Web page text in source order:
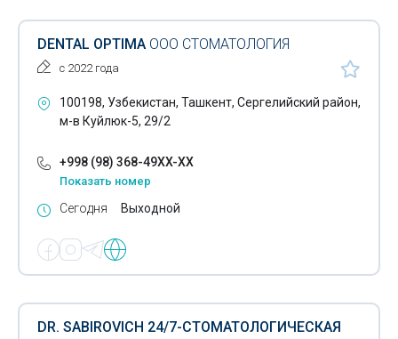
DENTAL OPTIMA ООО СТОМАТОЛОГИЯ
с 2022 года
100198, Узбекистан, Ташкент, Сергелийский район,
м-в Куйлюк-5, 29/2
+998 (98) 368-49XX-XX
Показать номер
Сегодня Выходной
DR. SABIROVICH 24/7-СТОМАТОЛОГИЧЕСКАЯ